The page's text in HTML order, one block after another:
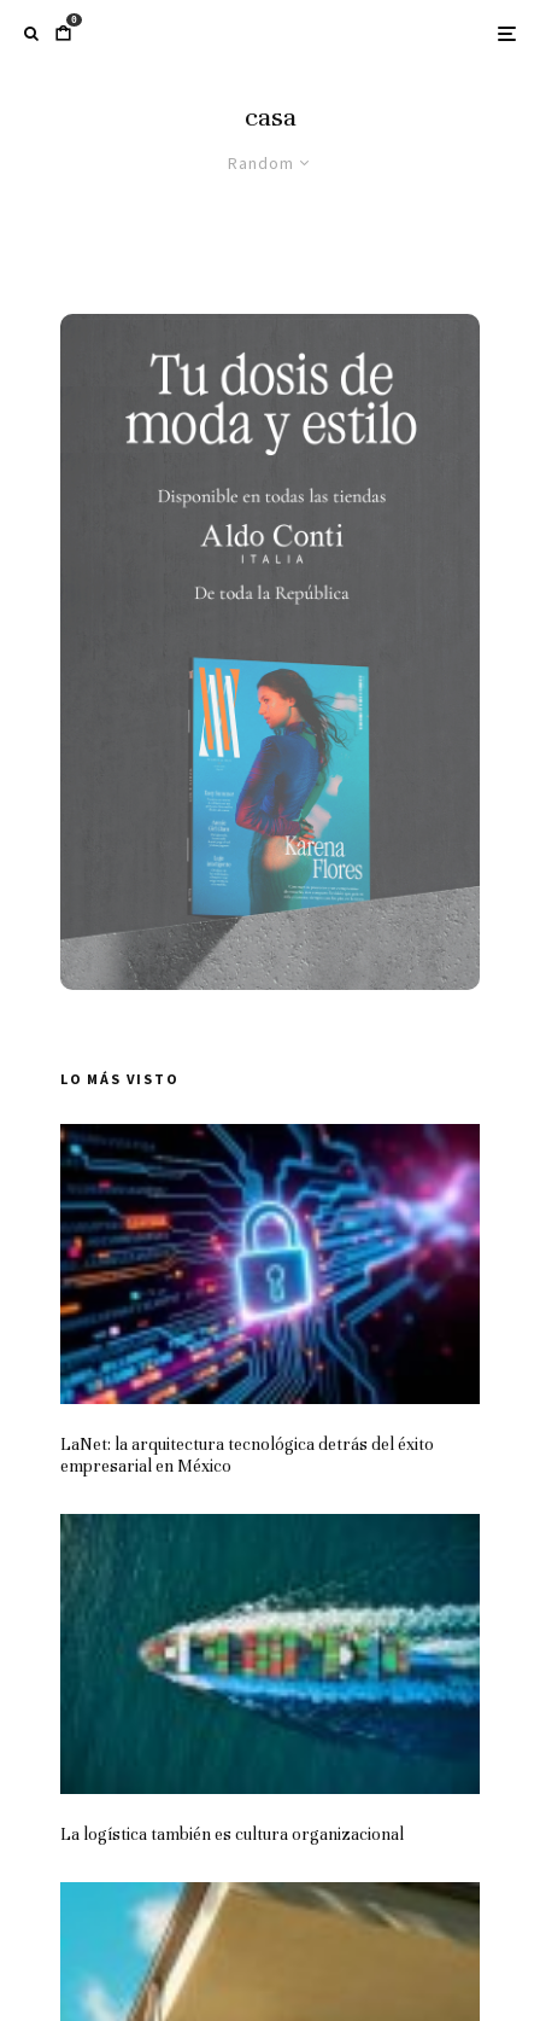
0
casa
Random
LO MÁS VISTO
LaNet: la arquitectura tecnológica detrás del éxito
empresarial en México
La logística también es cultura organizacional